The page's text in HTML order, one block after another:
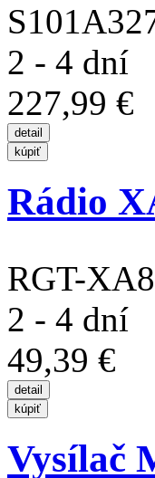
2 - 4 dní
227,99 €
Rádio
RGT-
2 - 4 dní
49,39 €
Vysílač